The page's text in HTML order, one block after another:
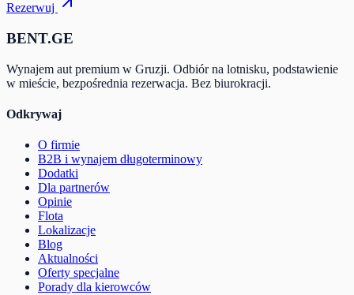
Rezerwuj
BENT.GE
Wynajem aut premium w Gruzji. Odbiór na lotnisku, podstawienie
w mieście, bezpośrednia rezerwacja. Bez biurokracji.
Odkrywaj
O firmie
B2B i wynajem długoterminowy
Dodatki
Dla partnerów
Opinie
Flota
Lokalizacje
Blog
Aktualności
Oferty specjalne
Porady dla kierowców